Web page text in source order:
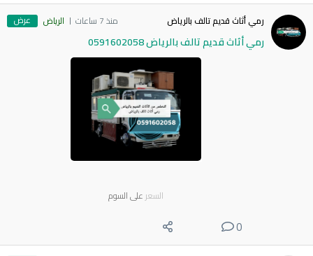
رمي أثاث قديم تالف بالرياض منذ 7 ساعات الرياض عرض
رمي أثاث قديم تالف بالرياض 0591602058
السعر على السوم
0